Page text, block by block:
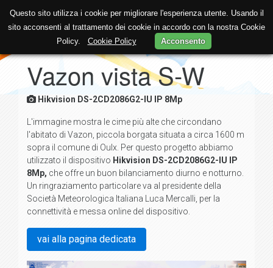
Vazon vista S-W
Hikvision DS-2CD2086G2-IU IP 8Mp
L'immagine mostra le cime più alte che circondano
l'abitato di Vazon, piccola borgata situata a circa 1600 m
sopra il comune di Oulx. Per questo progetto abbiamo
utilizzato il dispositivo Hikvision DS-2CD2086G2-IU IP
8Mp, che offre un buon bilanciamento diurno e notturno.
Un ringraziamento particolare va al presidente della
Società Meteorologica Italiana Luca Mercalli, per la
connettività e messa online del dispositivo.
vai alla pagina dedicata
Questo sito utilizza i cookie per migliorare l'esperienza utente. Usando il
sito acconsenti al trattamento dei cookie in accordo con la nostra Cookie
Policy. Cookie Policy Acconsento